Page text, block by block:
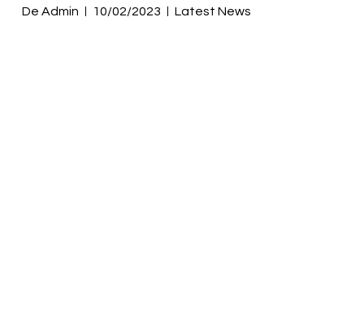
De Admin 10/02/2023 Latest News